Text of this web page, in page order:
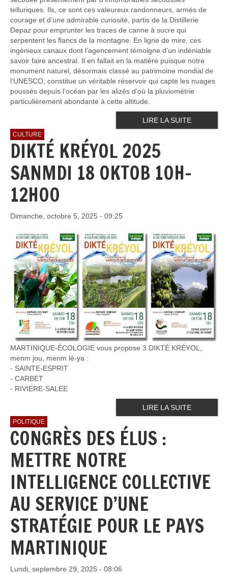
telluriques. Ils, ce sont ces valeureux randonneurs, armés de
courage et d’une admirable curiosité, partis de la Distillerie
Depaz pour emprunter les traces de canne à sucre qui
serpentent les flancs de la montagne. En ligne de mire, ces
ingénieux canaux dont l’agencement témoigne d’un indéniable
savoir faire ancestral. Il en fallait en la matière puisque notre
monument naturel, désormais classé au patrimoine mondial de
l’UNESCO, constitue un véritable réservoir qui capte les nuages
poussés depuis l’océan par les alizés d’où la pluviométrie
particulièrement abondante à cette altitude.
LIRE LA SUITE
CULTURE
DIKTÉ KRÉYOL 2025
SANMDI 18 OKTOB 10H-
12H00
Dimanche, octobre 5, 2025 - 09:25
MARTINIQUE-ÉCOLOGIE vous propose 3 DIKTÉ KRÉYOL,
menm jou, menm lè-ya :
- SAINTE-ESPRIT
- ⁠CARBET
- ⁠RIVIERE-SALEE
LIRE LA SUITE
POLITIQUE
CONGRÈS DES ÉLUS :
METTRE NOTRE
INTELLIGENCE COLLECTIVE
AU SERVICE D’UNE
STRATÉGIE POUR LE PAYS
MARTINIQUE
Lundi, septembre 29, 2025 - 08:06